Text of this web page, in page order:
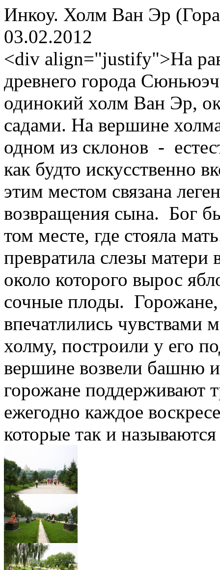
Инкоу. Холм Ван Эр
03.02.2012
<div align="justify">На
древнего города
одинокий холм Ван Эр,
садами. На вершине
одном из склонов -
как будто искусственно
этим местом связана
возвращения сына. Бог
том месте, где стояла
превратила слезы
около которого вырос
сочные плоды.
впечатлились чувствами
холму, построили у его
вершине возвели башню
горожане поддерживают
ежегодно каждое
которые так и